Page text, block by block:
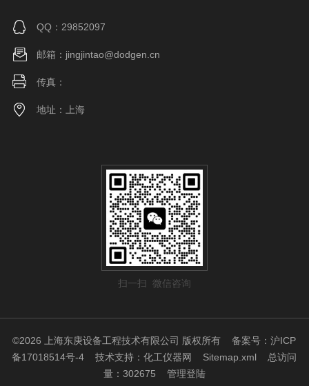
QQ：29852097
邮箱：jingjintao@dodgen.cn
传真：
地址：上海
扫一扫 微信咨询
©2026 上海东庚设备工程技术有限公司 版权所有备案号：沪ICP
备17018514号-4 技术支持：化工仪器网 Sitemap.xml 总访问
量：302675 管理登陆